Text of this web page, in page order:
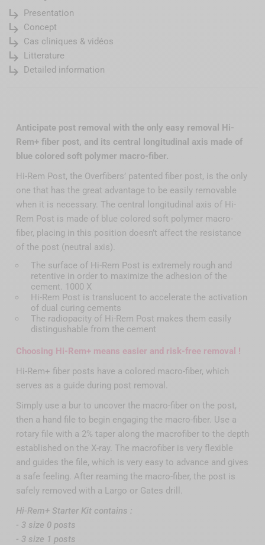
subdirectory_arrow_right Presentation
subdirectory_arrow_right Concept
subdirectory_arrow_right Cas cliniques & vidéos
subdirectory_arrow_right Litterature
subdirectory_arrow_right Detailed information
Anticipate post removal with the only easy removal Hi-
Rem+ fiber post, and its central longitudinal axis made of
blue colored soft polymer macro-fiber.
Hi-Rem Post, the Overfibers’ patented fiber post, is the only
one that has the great advantage to be easily removable
when it is necessary. The central longitudinal axis of Hi-
Rem Post is made of blue colored soft polymer macro-
fiber, placing in this position doesn’t affect the resistance
of the post (neutral axis).
The surface of Hi-Rem Post is extremely rough and
retentive in order to maximize the adhesion of the
cement. 1000 X
Hi-Rem Post is translucent to accelerate the activation
of dual curing cements
The radiopacity of Hi-Rem Post makes them easily
distingushable from the cement
Choosing Hi-Rem+ means easier and risk-free removal !
Hi-Rem+ fiber posts have a colored macro-fiber, which
serves as a guide during post removal.
Simply use a bur to uncover the macro-fiber on the post,
then a hand file to begin engaging the macro-fiber. Use a
rotary file with a 2% taper along the macrofiber to the depth
established on the X-ray. The macrofiber is very flexible
and guides the file, which is very easy to advance and gives
a safe feeling. After reaming the macro-fiber, the post is
safely removed with a Largo or Gates drill.
Hi-Rem+ Starter Kit contains :
- 3 size 0 posts
- 3 size 1 posts